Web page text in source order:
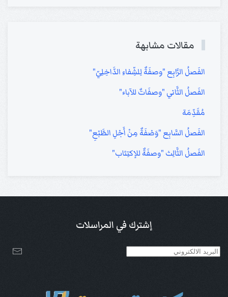
مقالات مشابهة
الفَصلُ الرَّابِع "وصفَةٌ لِلشِّفاءِ الدَّاخِلِيّ"
الفَصلُ الثَّاني "وصفَاتٌ للآباء"
مُقَدِّمَة
الفَصلُ السَّابِع "وَصْفَةٌ مِنْ أَجْلِ الطَّبْعِ"
الفَصلُ الثَّالِث "وصفَةٌ للإكتِئاب"
إشترك في المراسلات